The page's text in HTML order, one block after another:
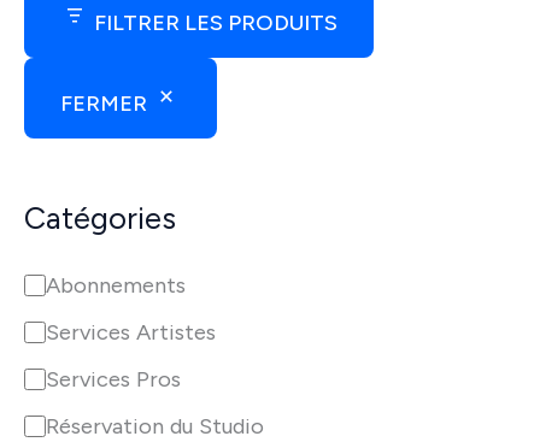
FILTRER LES PRODUITS
FERMER
Catégories
C
a
t
é
Abonnements
Services Artistes
Services Pros
Réservation du Studio